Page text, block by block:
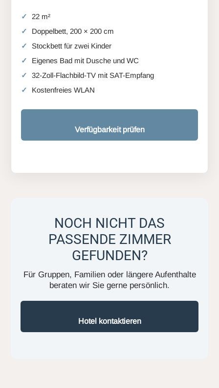
22 m²
Doppelbett, 200 × 200 cm
Stockbett für zwei Kinder
Eigenes Bad mit Dusche und WC
32-Zoll-Flachbild-TV mit SAT-Empfang
Kostenfreies WLAN
Verfügbarkeit prüfen
NOCH NICHT DAS
PASSENDE ZIMMER
GEFUNDEN?
Für Gruppen, Familien oder längere Aufenthalte
beraten wir Sie gerne persönlich.
Hotel kontaktieren